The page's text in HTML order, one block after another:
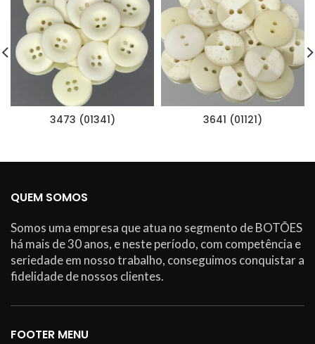
3473 (01341) 3641 (01121)
QUEM SOMOS
Somos uma empresa que atua no segmento de BOTÕES
há mais de 30 anos, e neste período, com competência e
seriedade em nosso trabalho, conseguimos conquistar a
fidelidade de nossos clientes.
FOOTER MENU